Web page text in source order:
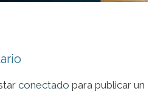
conectado para publicar un